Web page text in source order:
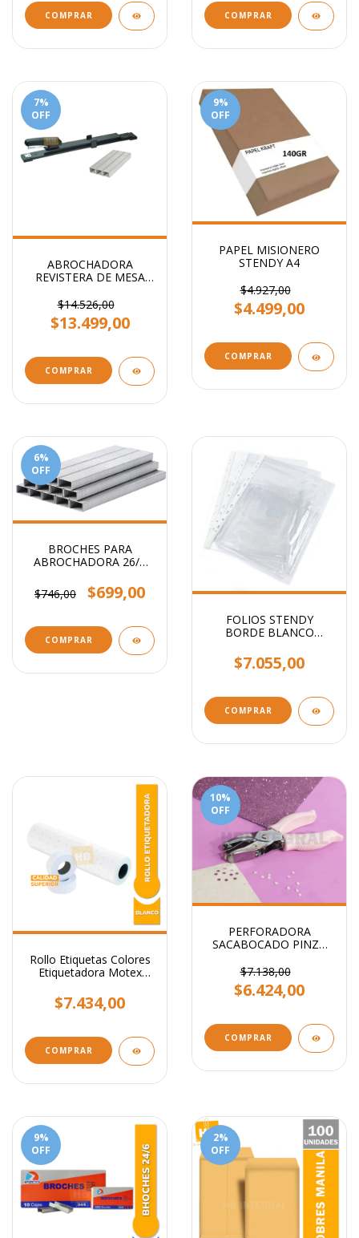
COMPRAR COMPRAR
7%
OFF
ABROCHADORA
REVISTERA DE MESA
$14.526,00
$13.499,00
9%
OFF
PAPEL MISIONERO
STENDY A4
$4.927,00
$4.499,00
COMPRAR
6%
OFF
BROCHES PARA
ABROCHADORA 26/6
$746,00
$699,00
COMPRAR
FOLIOS STENDY
BORDE BLANCO
UNIDADES
$7.055,00
COMPRAR
Rollo Etiquetas Colores
Etiquetadora Motex
$7.434,00
COMPRAR
10%
OFF
PERFORADORA
SACABOCADO PINZA
etiquetas
$7.138,00
$6.424,00
9%
OFF
2%
OFF